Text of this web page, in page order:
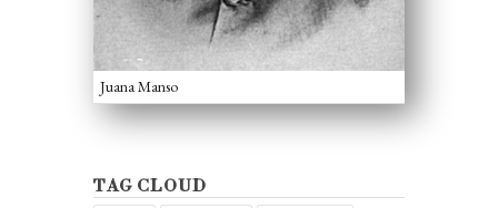
Juana Manso
TAG CLOUD